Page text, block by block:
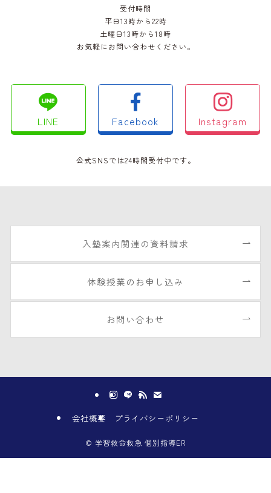
受付時間
平日13時から22時
土曜日13時から18時
お気軽にお問い合わせください。
LINE Facebook Instagram
公式SNSでは24時間受付中です。
入塾案内関連の資料請求
体験授業のお申し込み
お問い合わせ
会社概要 プライバシーポリシー
© 学習救命救急 個別指導ER